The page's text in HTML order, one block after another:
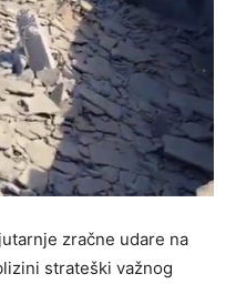
zračne udare na
strateški važnog